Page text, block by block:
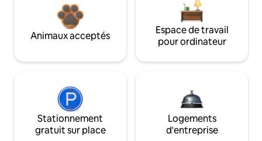
Animaux acceptés
Espace de travail
pour ordinateur
Stationnement
gratuit sur place
Logements
d'entreprise